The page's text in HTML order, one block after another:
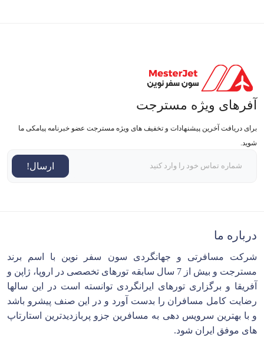
آفرهای ویژه مسترجت
برای دریافت آخرین پیشنهادات و تخفیف های ویژه مسترجت عضو خبرنامه پیامکی ما
شوید.
ارسال!
درباره ما
شرکت مسافرتی و جهانگردی سون سفر نوین با اسم برند
مسترجت و بیش از 7 سال سابقه تورهای تخصصی در اروپا، ژاپن و
آفریقا و برگزاری تورهای ایرانگردی توانسته است در این سالها
رضایت کامل مسافران را بدست آورد و در این صنف پیشرو باشد
و با بهترین سرویس دهی به مسافرین جزو پربازدیدترین استارتاپ
های موفق ایران شود.